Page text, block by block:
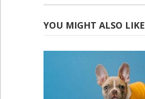
YOU MIGHT ALSO LIKE